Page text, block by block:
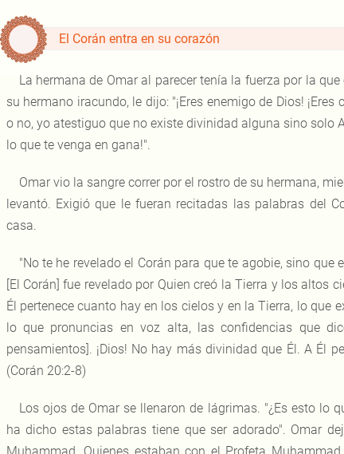
El Corán entra en su corazón
La hermana de Omar al parecer tenía la fuerza por la
su hermano iracundo, le dijo: "¡Eres enemigo de Dios!
o no, yo atestiguo que no existe divinidad alguna sino solo
lo que te venga en gana!".
Omar vio la sangre correr por el rostro de su hermana,
levantó. Exigió que le fueran recitadas las palabras del
casa.
"No te he revelado el Corán para que te agobie, sino
[El Corán] fue revelado por Quien creó la Tierra y los altos
Él pertenece cuanto hay en los cielos y en la Tierra, lo que
lo que pronuncias en voz alta, las confidencias que
pensamientos]. ¡Dios! No hay más divinidad que Él. A Él
(Corán 20:2-8)
Los ojos de Omar se llenaron de lágrimas. "¿Es esto lo
ha dicho estas palabras tiene que ser adorado". Omar